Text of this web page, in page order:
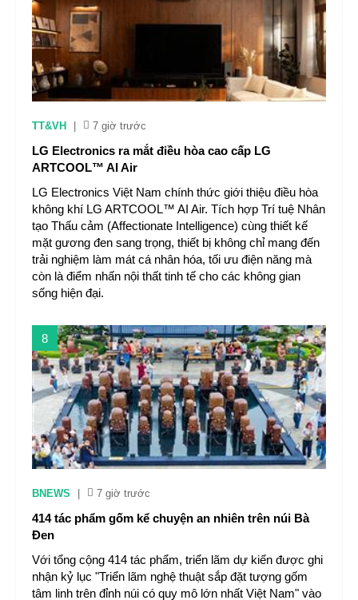
TT&VH 7 giờ trước
LG Electronics ra mắt điều hòa cao cấp LG
ARTCOOL™ AI Air
LG Electronics Việt Nam chính thức giới thiệu điều hòa
không khí LG ARTCOOL™ AI Air. Tích hợp Trí tuệ Nhân
tạo Thấu cảm (Affectionate Intelligence) cùng thiết kế
mặt gương đen sang trọng, thiết bị không chỉ mang đến
trải nghiệm làm mát cá nhân hóa, tối ưu điện năng mà
còn là điểm nhấn nội thất tinh tế cho các không gian
sống hiện đại.
8
BNEWS 7 giờ trước
414 tác phẩm gốm kể chuyện an nhiên trên núi Bà
Đen
Với tổng cộng 414 tác phẩm, triển lãm dự kiến được ghi
nhận kỷ lục "Triển lãm nghệ thuật sắp đặt tượng gốm
tâm linh trên đỉnh núi có quy mô lớn nhất Việt Nam" vào